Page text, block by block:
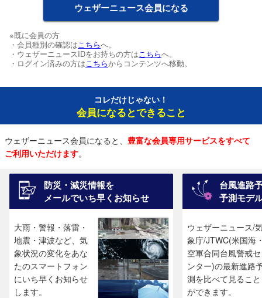
ウェザーニュース会員になる
※既に会員の方
・会員種別の確認はこちらへ。
・ウェザーニュースIDをお持ちの方はこちらへ。
・ログイン済みの方はこちらからコンテンツへ移動。
コレだけじゃない！
会員になるとできること
ウェザーニュース会員になると、 豊富な会員専用サービスをすべて
ご利用いただけます。
防災・減災情報を
メールでいち早くお知らせ
大雨・警報・落雷・
地震・津波など、気
象状況の変化をあな
たのスマートフォン
にいち早くお知らせ
します。
台風進路
予測モデ
ウェザーニュース/
象庁/JTWC(米国海
空軍合同台風警戒セ
ンター)の最新進路
測を比べて見ること
ができます。